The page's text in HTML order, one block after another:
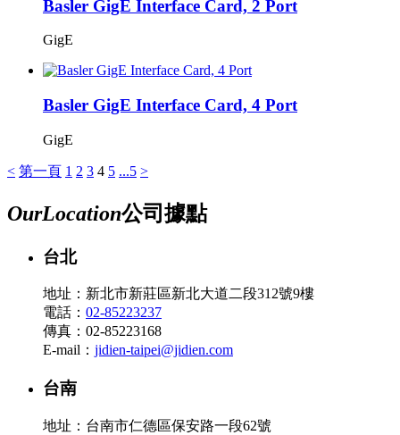
Basler GigE Interface Card, 2 Port
GigE
Basler GigE Interface Card, 4 Port
GigE
< 第一頁 1 2 3 4 5 ...5 >
OurLocation公司據點
台北
地址：新北市新莊區新北大道二段312號9樓
電話： 02-85223237
傳真：02-85223168
E-mail： jidien-taipei@jidien.com
台南
地址：台南市仁德區保安路一段62號